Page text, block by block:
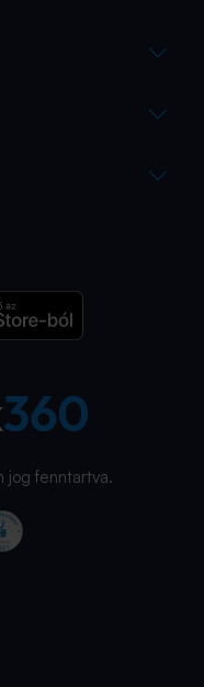
fenntartva.